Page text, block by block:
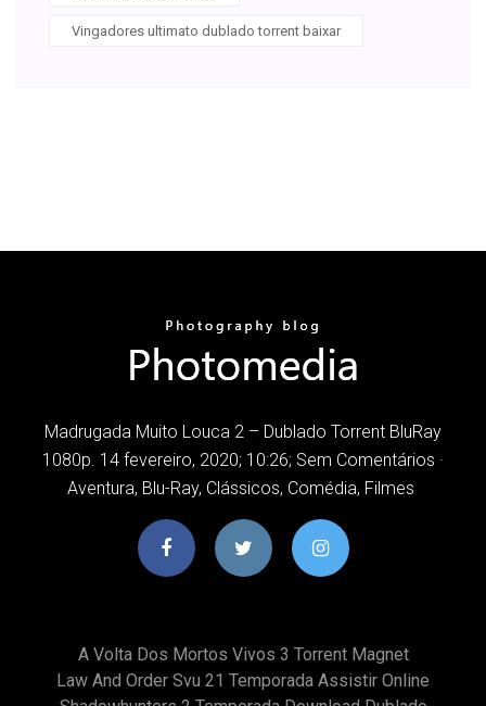
Vingadores ultimato dublado torrent baixar
Madrugada Muito Louca 2 – Dublado Torrent BluRay
1080p. 14 fevereiro, 2020; 10:26; Sem Comentários ·
Aventura, Blu-Ray, Clássicos, Comédia, Filmes
A Volta Dos Mortos Vivos 3 Torrent Magnet
Law And Order Svu 21 Temporada Assistir Online